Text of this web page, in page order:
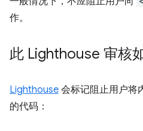
作。
此 Lighthouse 审核
Lighthouse 会标记阻止用户将
的代码：